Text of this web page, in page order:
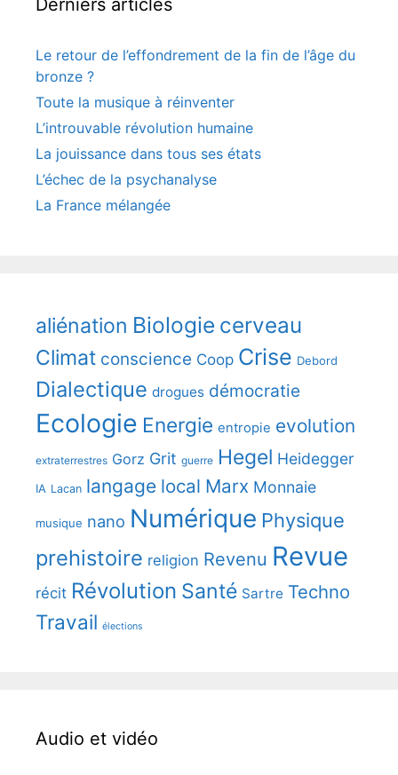
Derniers articles
Le retour de l’effondrement de la fin de l’âge du
bronze ?
Toute la musique à réinventer
L’introuvable révolution humaine
La jouissance dans tous ses états
L’échec de la psychanalyse
La France mélangée
aliénation Biologie cerveau
Climat conscience Coop Crise Debord
Dialectique drogues démocratie
Ecologie Energie entropie evolution
extraterrestres Gorz Grit guerre Hegel Heidegger
IA Lacan langage local Marx Monnaie
musique nano Numérique Physique
prehistoire religion Revenu Revue
récit Révolution Santé Sartre Techno
Travail élections
Audio et vidéo